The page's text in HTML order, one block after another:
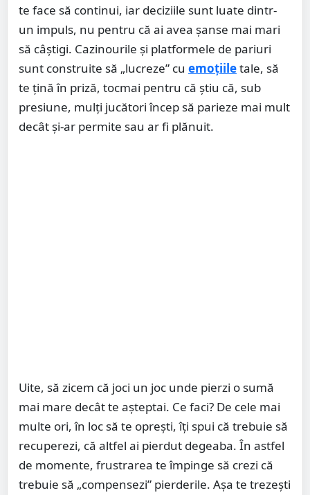
te face să continui, iar deciziile sunt luate dintr-
un impuls, nu pentru că ai avea șanse mai mari
să câștigi. Cazinourile și platformele de pariuri
sunt construite să „lucreze” cu emoțiiletale, să
te țină în priză, tocmai pentru că știu că, sub
presiune, mulți jucători încep să parieze mai mult
decât și-ar permite sau ar fi plănuit.
Uite, să zicem că joci un joc unde pierzi o sumă
mai mare decât te așteptai. Ce faci? De cele mai
multe ori, în loc să te oprești, îți spui că trebuie să
recuperezi, că altfel ai pierdut degeaba. În astfel
de momente, frustrarea te împinge să crezi că
trebuie să „compensezi” pierderile. Așa te trezești